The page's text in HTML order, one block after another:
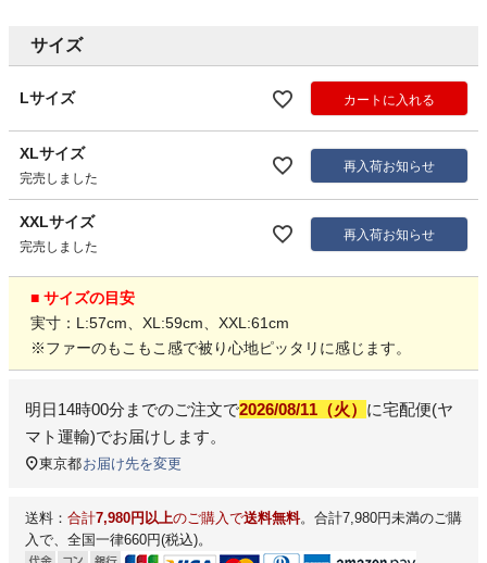
サイズ
Lサイズ カートに入れる
XLサイズ
完売しました
再入荷お知らせ
XXLサイズ
完売しました
再入荷お知らせ
■ サイズの目安
実寸：L:57cm、XL:59cm、XXL:61cm
※ファーのもこもこ感で被り心地ピッタリに感じます。
明日14時00分 までのご注文で2026/08/11（火） に宅配便(ヤ
マト運輸)でお届けします。
東京都お届け先を変更
送料： 合計7,980円以上のご購入で送料無料。合計7,980円未満のご購
入で、全国一律660円(税込)。